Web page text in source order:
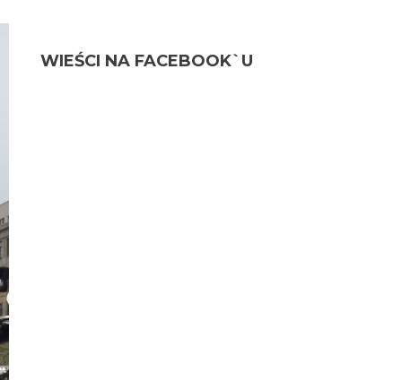
WIEŚCI NA FACEBOOK`U